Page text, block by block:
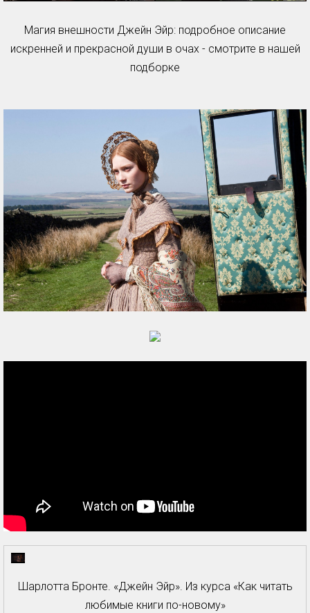
Магия внешности Джейн Эйр: подробное описание
искренней и прекрасной души в очах - смотрите в нашей
подборке
Шарлотта Бронте. «Джейн Эйр». Из курса «Как читать
любимые книги по-новому»